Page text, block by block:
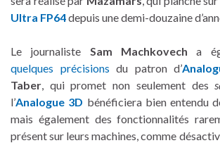
Ultra FP64depuis une demi-douzaine
Le journaliste Sam Machkovech a
quelques précisions du patron d’
Taber, qui promet non seulement des
l’Analogue 3D bénéficiera bien entendu
mais également des fonctionnalités
présent sur leurs machines, comme